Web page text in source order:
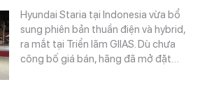
Hyundai Staria tại Indonesia vừa bổ
sung phiên bản thuần điện và hybrid,
ra mắt tại Triển lãm GIIAS. Dù chưa
công bố giá bán, hãng đã mở đặt…